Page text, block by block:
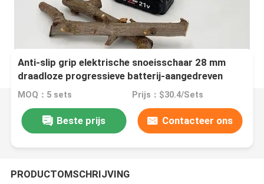
Anti-slip grip elektrische snoeisschaar 28 mm
draadloze progressieve batterij-aangedreven
schaar
MOQ：5 sets Prijs：$30.4/Sets
Beste prijs Contacteer ons
PRODUCTOMSCHRIJVING